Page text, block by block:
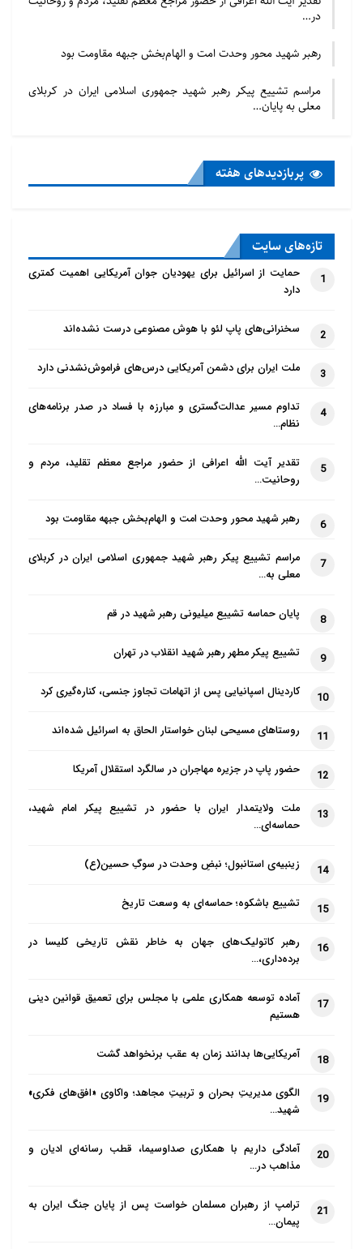
در…
رهبر شهید محور وحدت امت و الهام‌بخش جبهه مقاومت بود
مراسم تشییع پیکر رهبر شهید جمهوری اسلامی ایران در کربلای
معلی به پایان…
پربازدید‌های هفته
تازه‌‌های سایت
1
حمایت از اسرائیل برای یهودیان جوان آمریکایی اهمیت کمتری
دارد
2 سخنرانی‌های پاپ لئو با هوش مصنوعی درست نشده‌اند
3 ملت ایران برای دشمن آمریکایی درس‌های فراموش‌نشدنی دارد
4
تداوم مسیر عدالت‌گستری و مبارزه با فساد در صدر برنامه‌های
نظام…
5
تقدیر آیت الله اعرافی از حضور مراجع معظم تقلید، مردم و
روحانیت…
6 رهبر شهید محور وحدت امت و الهام‌بخش جبهه مقاومت بود
7
مراسم تشییع پیکر رهبر شهید جمهوری اسلامی ایران در کربلای
معلی به…
8 پایان حماسه تشییع میلیونی رهبر شهید در قم
9 تشییع پیکر مطهر رهبر شهید انقلاب در تهران
10 کاردینال اسپانیایی پس از اتهامات تجاوز جنسی، کناره‌گیری کرد
11 روستاهای مسیحی لبنان خواستار الحاق به اسرائیل شده‌اند
12 حضور پاپ در جزیره مهاجران در سالگرد استقلال آمریکا
13
ملت ولایتمدار ایران با حضور در تشییع پیکر امام شهید،
حماسه‌ای…
14 زینبیه‌ی استانبول؛ نبضِ وحدت در سوگِ حسین(ع)
15 تشییع باشکوه؛ حماسه‌ای به وسعت تاریخ
16
رهبر کاتولیک‌های جهان به خاطر نقش تاریخی کلیسا در
برده‌داری،…
17
آماده توسعه همکاری علمی با مجلس برای تعمیق قوانین دینی
هستیم
18 آمریکایی‌ها بدانند زمان به عقب برنخواهد گشت
19
الگوی مدیریتِ بحران و تربیتِ مجاهد؛ واکاوی «افق‌های فکری»
شهید…
20
آمادگی داریم با همکاری صداوسیما، قطب رسانه‌ای ادیان و
مذاهب در…
21
ترامپ از رهبران مسلمان خواست پس از پایان جنگ ایران به
پیمان…